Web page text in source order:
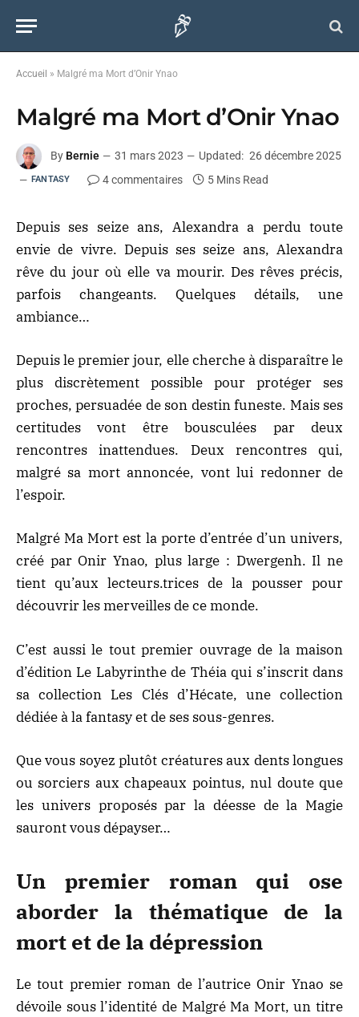
Accueil » Malgré ma Mort d’Onir Ynao
Malgré ma Mort d’Onir Ynao
By Bernie 31 mars 2023 Updated: 26 décembre 2025
FANTASY 4 commentaires 5 Mins Read
Depuis ses seize ans, Alexandra a perdu toute
envie de vivre. Depuis ses seize ans, Alexandra
rêve du jour où elle va mourir. Des rêves précis,
parfois changeants. Quelques détails, une
ambiance…
Depuis le premier jour, elle cherche à disparaître le
plus discrètement possible pour protéger ses
proches, persuadée de son destin funeste. Mais ses
certitudes vont être bousculées par deux
rencontres inattendues. Deux rencontres qui,
malgré sa mort annoncée, vont lui redonner de
l’espoir.
Malgré Ma Mort est la porte d’entrée d’un univers,
créé par Onir Ynao, plus large : Dwergenh. Il ne
tient qu’aux lecteurs.trices de la pousser pour
découvrir les merveilles de ce monde.
C’est aussi le tout premier ouvrage de la maison
d’édition Le Labyrinthe de Théia qui s’inscrit dans
sa collection Les Clés d’Hécate, une collection
dédiée à la fantasy et de ses sous-genres.
Que vous soyez plutôt créatures aux dents longues
ou sorciers aux chapeaux pointus, nul doute que
les univers proposés par la déesse de la Magie
sauront vous dépayser…
Un premier roman qui ose
aborder la thématique de la
mort et de la dépression
Le tout premier roman de l’autrice Onir Ynao se
dévoile sous l’identité de Malgré Ma Mort, un titre